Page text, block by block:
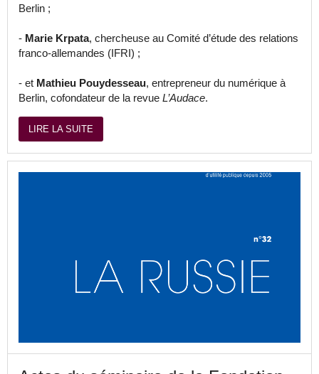
Berlin ;
- Marie Krpata, chercheuse au Comité d’étude des relations
franco-allemandes (IFRI) ;
- et Mathieu Pouydesseau, entrepreneur du numérique à
Berlin, cofondateur de la revue L’Audace.
LIRE LA SUITE